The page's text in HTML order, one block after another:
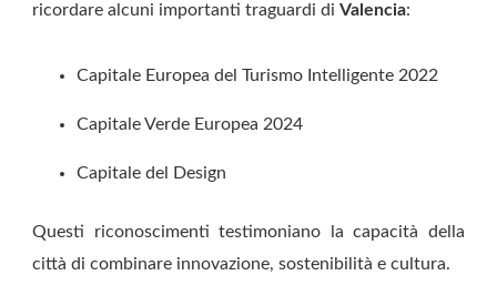
ricordare alcuni importanti traguardi di Valencia:
Capitale Europea del Turismo Intelligente 2022
Capitale Verde Europea 2024
Capitale del Design
Questi riconoscimenti testimoniano la capacità della
città di combinare innovazione, sostenibilità e cultura.